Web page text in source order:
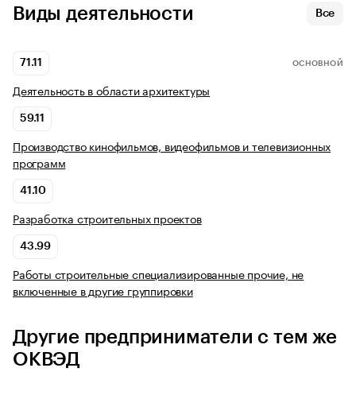
Виды деятельности Все
71.11 ОСНОВНОЙ
Деятельность в области архитектуры
59.11
Производство кинофильмов, видеофильмов и телевизионных
программ
41.10
Разработка строительных проектов
43.99
Работы строительные специализированные прочие, не
включенные в другие группировки
Другие предприниматели с тем же
ОКВЭД